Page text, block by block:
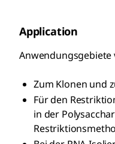
Application
Zum Klonen und
Für den
in der